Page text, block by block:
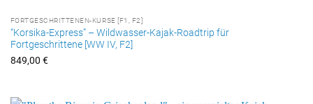
FORTGESCHRITTENEN-KURSE [F1, F2]
“Korsika-Express” – Wildwasser-Kajak-Roadtrip für
Fortgeschrittene [WW IV, F2]
849,00 €